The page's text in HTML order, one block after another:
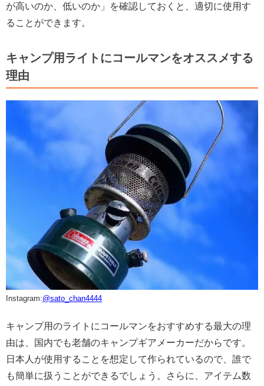
が高いのか、低いのか」を確認しておくと、適切に使用す
ることができます。
キャンプ用ライトにコールマンをオススメする
理由
Instagram:@sato_chan4444
キャンプ用のライトにコールマンをおすすめする最大の理
由は、国内でも老舗のキャンプギアメーカーだからです。
日本人が使用することを想定して作られているので、誰で
も簡単に扱うことができるでしょう。さらに、アイテム数